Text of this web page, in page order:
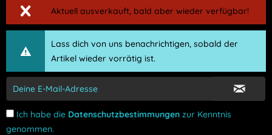
Aktuell ausverkauft, bald aber wieder verfügbar!
Lass dich von uns benachrichtigen, sobald der
Artikel wieder vorrätig ist.
Ich habe die Datenschutzbestimmungen zur Kenntnis
genommen.